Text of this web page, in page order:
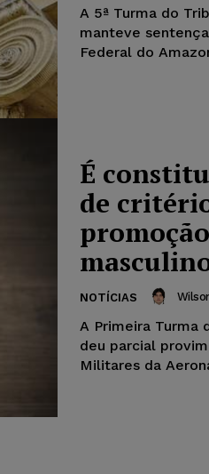
A 5ª Turma do
manteve
Federal do
É
de
NOTÍCIAS
A Primeira Turma
deu parcial
Militares da